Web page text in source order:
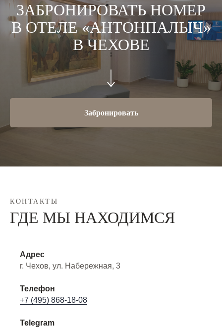
ЗАБРОНИРОВАТЬ НОМЕР
В ОТЕЛЕ «АНТОНПАЛЫЧ»
В ЧЕХОВЕ
Забронировать
КОНТАКТЫ
ГДЕ МЫ НАХОДИМСЯ
Адрес
г. Чехов, ул. Набережная, 3
Телефон
+7 (495) 868-18-08
Telegram